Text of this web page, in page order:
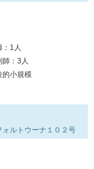
1人
：3人
的小規模
ルトウーナ１０２号